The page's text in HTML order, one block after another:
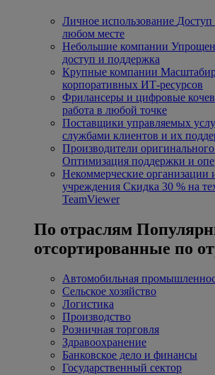
Личное использование Доступ
любом месте
Небольшие компании
доступ и поддержка
Крупные компании
корпоративных ИТ-ресурсов
Фрилансеры и цифровые
работа в любой точке
Поставщики управляемых
службами клиентов и их
Производители
Оптимизация поддержки и
Некоммерческие организации
учреждения Скидка 30 % на
TeamViewer
По отраслям
отсортированные по
Автомобильная
Сельское хозяйство
Логистика
Производство
Розничная торговля
Здравоохранение
Банковское дело и финансы
Государственный сектор